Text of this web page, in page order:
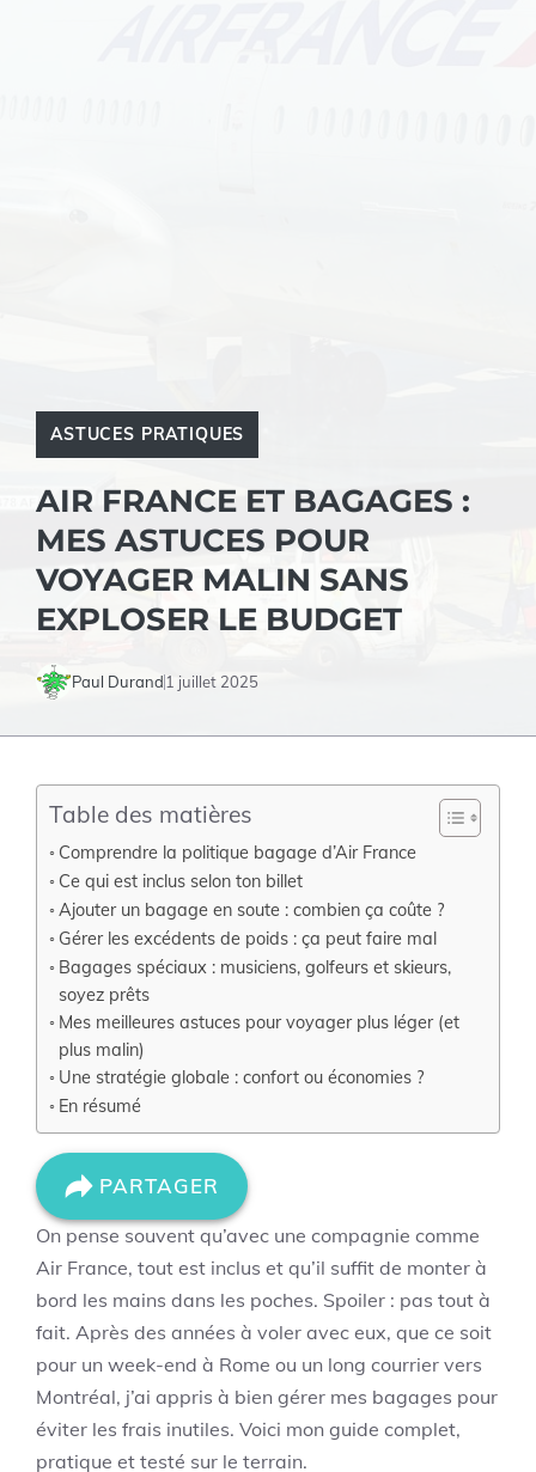
ASTUCES PRATIQUES
AIR FRANCE ET BAGAGES :
MES ASTUCES POUR
VOYAGER MALIN SANS
EXPLOSER LE BUDGET
Paul Durand 1 juillet 2025
Table des matières
Comprendre la politique bagage d’Air France
Ce qui est inclus selon ton billet
Ajouter un bagage en soute : combien ça coûte ?
Gérer les excédents de poids : ça peut faire mal
Bagages spéciaux : musiciens, golfeurs et skieurs,
soyez prêts
Mes meilleures astuces pour voyager plus léger (et
plus malin)
Une stratégie globale : confort ou économies ?
En résumé
PARTAGER
On pense souvent qu’avec une compagnie comme
Air France, tout est inclus et qu’il suffit de monter à
bord les mains dans les poches. Spoiler : pas tout à
fait. Après des années à voler avec eux, que ce soit
pour un week-end à Rome ou un long courrier vers
Montréal, j’ai appris à bien gérer mes bagages pour
éviter les frais inutiles. Voici mon guide complet,
pratique et testé sur le terrain.